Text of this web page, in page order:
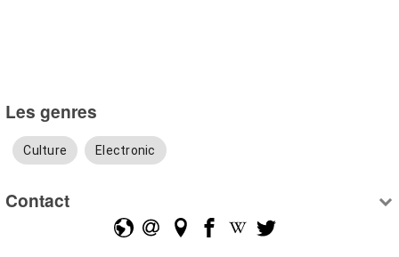
Les genres
Culture Electronic
Contact